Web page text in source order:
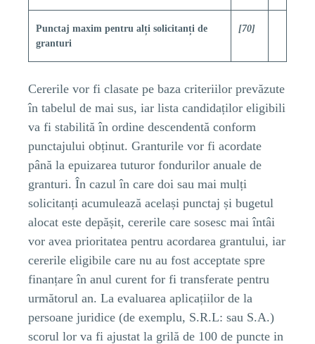
Punctaj maxim pentru alți solicitanți de
granturi
[70]
Cererile vor fi clasate pe baza criteriilor prevăzute
în tabelul de mai sus, iar lista candidaților eligibili
va fi stabilită în ordine descendentă conform
punctajului obținut. Granturile vor fi acordate
până la epuizarea tuturor fondurilor anuale de
granturi. În cazul în care doi sau mai mulți
solicitanți acumulează același punctaj și bugetul
alocat este depășit, cererile care sosesc mai întâi
vor avea prioritatea pentru acordarea grantului, iar
cererile eligibile care nu au fost acceptate spre
finanțare în anul curent for fi transferate pentru
următorul an. La evaluarea aplicațiilor de la
persoane juridice (de exemplu, S.R.L: sau S.A.)
scorul lor va fi ajustat la grilă de 100 de puncte in